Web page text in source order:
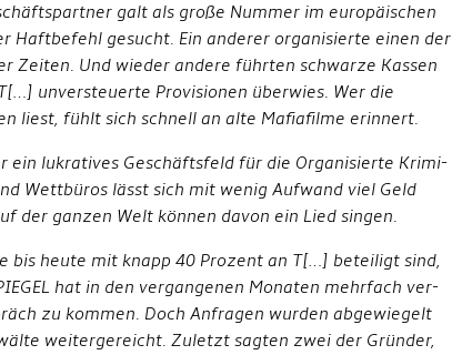
galt als große Nummer im europäischen
Haftbefehl gesucht. Ein anderer organisierte einen der
Zeiten. Und wieder andere führten schwarze Kassen
unversteuerte Provisionen überwies. Wer die
liest, fühlt sich schnell an alte Mafiafilme erinnert.
ein lukratives Geschäftsfeld für die Organisierte Krimi-
Wettbüros lässt sich mit wenig Aufwand viel Geld
der ganzen Welt können davon ein Lied singen.
bis heute mit knapp 40 Prozent an T[…] beteiligt sind,
hat in den vergangenen Monaten mehrfach ver-
zu kommen. Doch Anfragen wurden abgewiegelt
weitergereicht. Zuletzt sagten zwei der Gründer,